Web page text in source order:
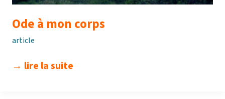
Ode à mon corps
article
ode
→ lire la suite